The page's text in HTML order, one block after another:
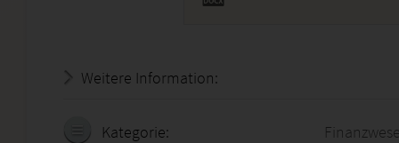
Weitere Information:
Kategorie: